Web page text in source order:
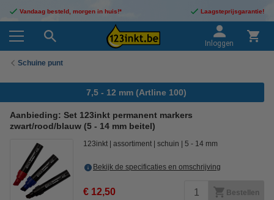
Vandaag besteld, morgen in huis!* Laagsteprijsgarantie!
Inloggen
Schuine punt
7,5 - 12 mm (Artline 100)
Aanbieding: Set 123inkt permanent markers
zwart/rood/blauw (5 - 14 mm beitel)
123inkt assortiment schuin 5 - 14 mm
Bekijk de specificaties en omschrijving
€ 12,50 Bestellen